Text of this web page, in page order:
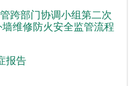
跨部门协调小组第二次
维修防火安全监管流程
报告